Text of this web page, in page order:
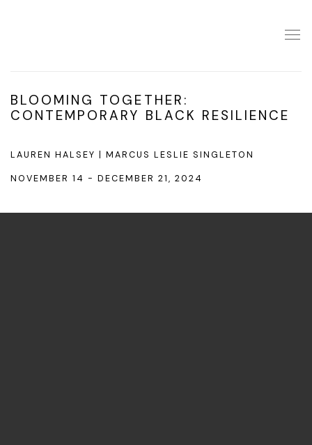
BLOOMING TOGETHER:
CONTEMPORARY BLACK RESILIENCE
LAUREN HALSEY | MARCUS LESLIE SINGLETON
NOVEMBER 14 - DECEMBER 21, 2024